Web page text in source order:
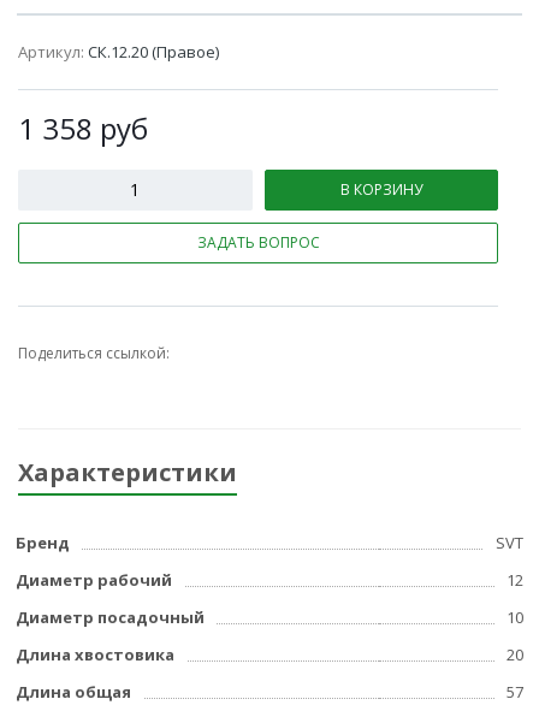
Артикул: СК.12.20 (Правое)
1 358 руб
В КОРЗИНУ
ЗАДАТЬ ВОПРОС
Поделиться ссылкой:
Характеристики
Бренд
SVT
Диаметр рабочий
12
Диаметр посадочный
10
Длина хвостовика
20
Длина общая
57